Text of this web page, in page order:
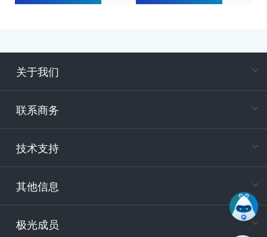
关于我们
联系商务
技术支持
其他信息
极光成员
电
400-
技